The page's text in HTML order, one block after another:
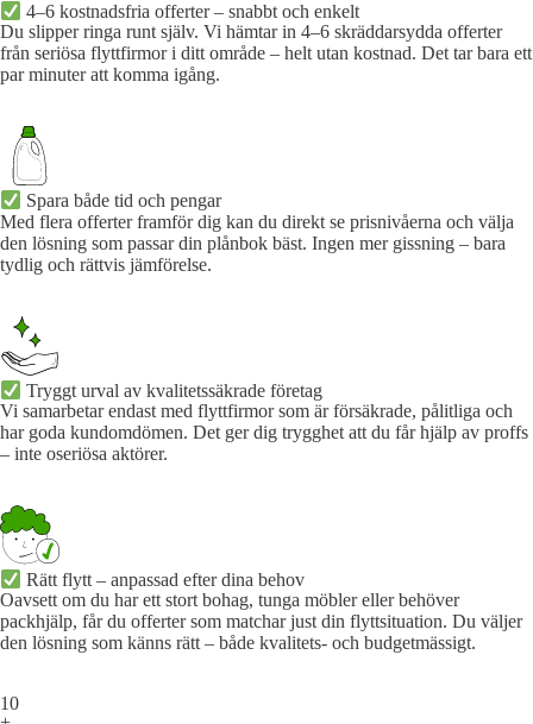
4–6 kostnadsfria offerter – snabbt och enkelt
Du slipper ringa runt själv. Vi hämtar in 4–6 skräddarsydda offerter
från seriösa flyttfirmor i ditt område – helt utan kostnad. Det tar bara ett
par minuter att komma igång.
Spara både tid och pengar
Med flera offerter framför dig kan du direkt se prisnivåerna och välja
den lösning som passar din plånbok bäst. Ingen mer gissning – bara
tydlig och rättvis jämförelse.
Tryggt urval av kvalitetssäkrade företag
Vi samarbetar endast med flyttfirmor som är försäkrade, pålitliga och
har goda kundomdömen. Det ger dig trygghet att du får hjälp av proffs
– inte oseriösa aktörer.
Rätt flytt – anpassad efter dina behov
Oavsett om du har ett stort bohag, tunga möbler eller behöver
packhjälp, får du offerter som matchar just din flyttsituation. Du väljer
den lösning som känns rätt – både kvalitets- och budgetmässigt.
10